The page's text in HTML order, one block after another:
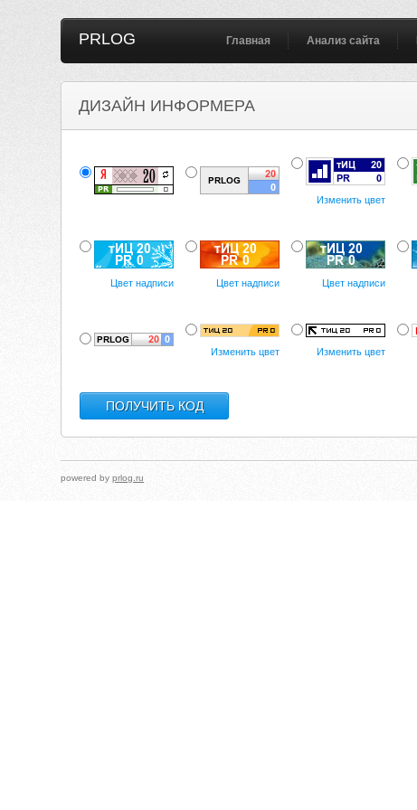
PRLOG Главная Анализ сайта
ДИЗАЙН ИНФОРМЕРА
Изменить цвет
Цвет надписи Цвет надписи Цвет надписи
Изменить цвет Изменить цвет
powered byprlog.ru